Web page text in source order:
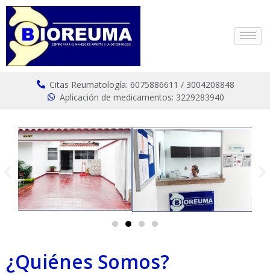
Citas Reumatología: 6075886611 / 3004208848
Aplicación de medicamentos: 3229283940
¿Quiénes Somos?